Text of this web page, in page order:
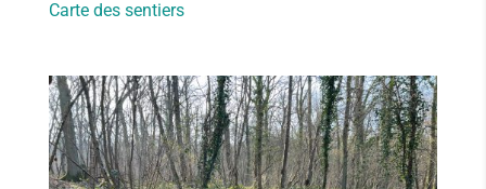
Carte des sentiers